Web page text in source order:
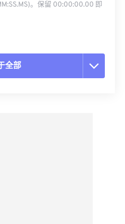
。保留 00:00:00.00 即
全部